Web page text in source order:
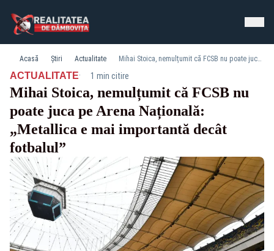
Acasă Știri Actualitate Mihai Stoica, nemulțumit că FCSB nu poate juca pe Arena Națională: „Metallica e mai importantă decât fotbalul”
ACTUALITATE· 1 min citire
Mihai Stoica, nemulțumit că FCSB nu
poate juca pe Arena Națională:
„Metallica e mai importantă decât
fotbalul”